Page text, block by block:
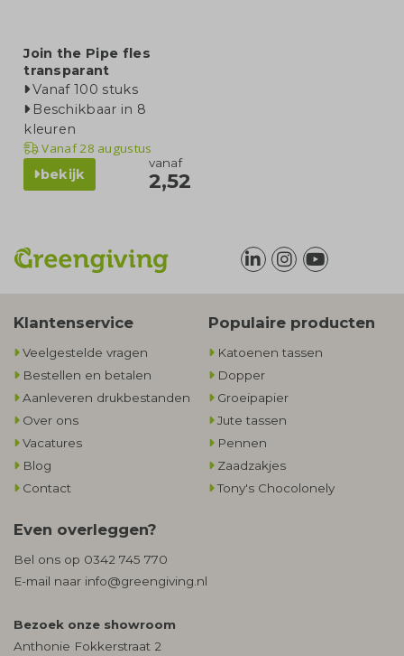
Join the Pipe fles
transparant
Vanaf 100 stuks
Beschikbaar in 8
kleuren
Vanaf28 augustus
bekijk
vanaf
2,52
Klantenservice
Veelgestelde vragen
Bestellen en betalen
Aanleveren drukbestanden
Over ons
Vacatures
Blog
Contact
Populaire producten
Katoenen tassen
Dopper
Groeipapier
Jute tassen
Pennen
Zaadzakjes
Tony's Chocolonely
Even overleggen?
Bel ons op 0342 745 770
E-mail naar info@greengiving.nl
Bezoek onze showroom
Anthonie Fokkerstraat 2